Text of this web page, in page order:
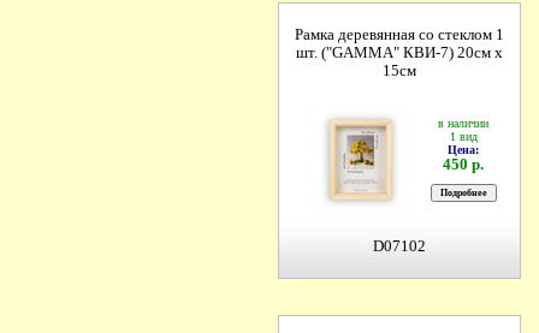
Рамка деревянная со стеклом 1
шт. ("GAMMA" КВИ-7) 20см х
15см
в наличии
1 вид
Цена:
450 р.
D07102